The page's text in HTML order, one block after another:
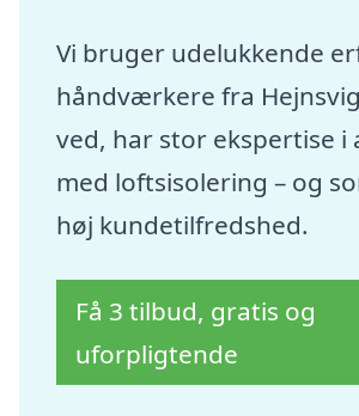
Vi bruger udelukkende
håndværkere fra
ved, har stor ekspertise i
med loftsisolering – og
høj kundetilfredshed.
Få 3 tilbud, gratis og
uforpligtende